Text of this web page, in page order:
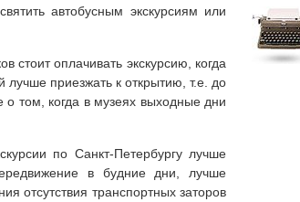
автобусным экскурсиям или
стоит оплачивать экскурсию, когда
приезжать к открытию, т.е. до
о том, когда в музеях выходные дни
по Санкт-Петербургу лучше
в будние дни, лучше
отсутствия транспортных заторов